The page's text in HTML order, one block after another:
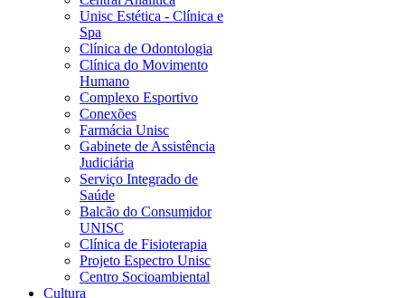
Unisc Estética - Clínica e
Spa
Clínica de Odontologia
Clínica do Movimento
Humano
Complexo Esportivo
Conexões
Farmácia Unisc
Gabinete de Assistência
Judiciária
Serviço Integrado de
Saúde
Balcão do Consumidor
UNISC
Clínica de Fisioterapia
Projeto Espectro Unisc
Centro Socioambiental
Cultura